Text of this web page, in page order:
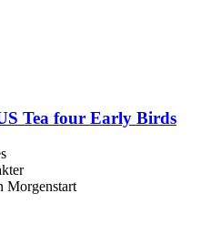
Tea four Early Birds
Morgenstart